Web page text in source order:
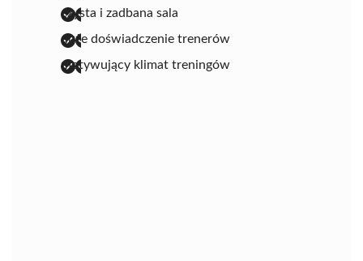
czysta i zadbana sala
duże doświadczenie trenerów
motywujący klimat treningów